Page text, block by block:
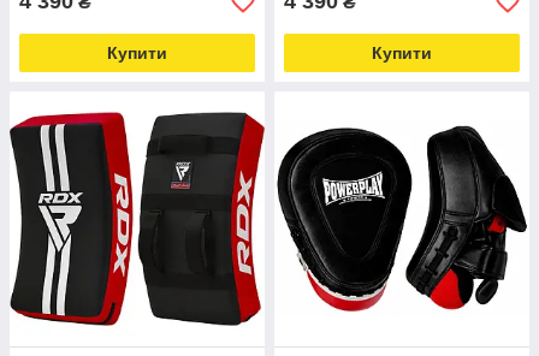
Купити Купити